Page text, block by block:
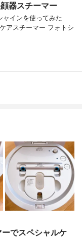
器スチーマー
ャインを使ってみた
スチーマー フォトシ
でスペシャルケ